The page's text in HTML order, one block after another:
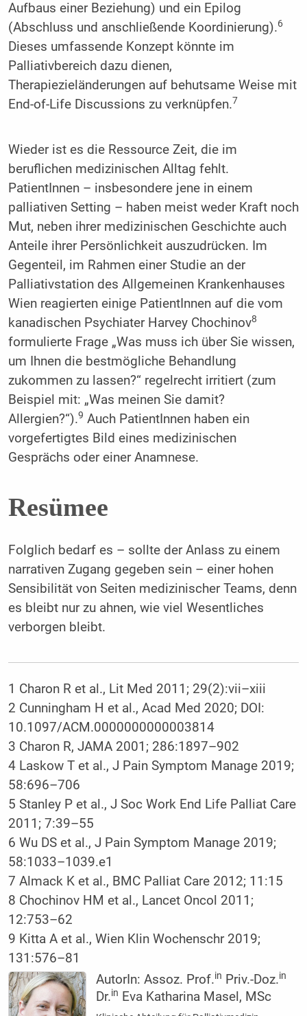
Aufbaus einer Beziehung) und ein Epilog
(Abschluss und anschließende Koordinierung).6
Dieses umfassende Konzept könnte im
Palliativbereich dazu dienen,
Therapiezieländerungen auf behutsame Weise mit
End-of-Life Discussions zu verknüpfen.7
Wieder ist es die Ressource Zeit, die im
beruflichen medizinischen Alltag fehlt.
PatientInnen – insbesondere jene in einem
palliativen Setting – haben meist weder Kraft noch
Mut, neben ihrer medizinischen Geschichte auch
Anteile ihrer Persönlichkeit auszudrücken. Im
Gegenteil, im Rahmen einer Studie an der
Palliativstation des Allgemeinen Krankenhauses
Wien reagierten einige PatientInnen auf die vom
kanadischen Psychiater Harvey Chochinov8
formulierte Frage „Was muss ich über Sie wissen,
um Ihnen die bestmögliche Behandlung
zukommen zu lassen?“ regelrecht irritiert (zum
Beispiel mit: „Was meinen Sie damit?
Allergien?“).9 Auch PatientInnen haben ein
vorgefertigtes Bild eines medizinischen
Gesprächs oder einer Anamnese.
Resümee
Folglich bedarf es – sollte der Anlass zu einem
narrativen Zugang gegeben sein – einer hohen
Sensibilität von Seiten medizinischer Teams, denn
es bleibt nur zu ahnen, wie viel Wesentliches
verborgen bleibt.
1 Charon R et al., Lit Med 2011; 29(2):vii–xiii
2 Cunningham H et al., Acad Med 2020; DOI:
10.1097/ACM.0000000000003814
3 Charon R, JAMA 2001; 286:1897–902
4 Laskow T et al., J Pain Symptom Manage 2019;
58:696–706
5 Stanley P et al., J Soc Work End Life Palliat Care
2011; 7:39–55
6 Wu DS et al., J Pain Symptom Manage 2019;
58:1033–1039.e1
7 Almack K et al., BMC Palliat Care 2012; 11:15
8 Chochinov HM et al., Lancet Oncol 2011;
12:753–62
9 Kitta A et al., Wien Klin Wochenschr 2019;
131:576–81
AutorIn:Assoz. Prof.in Priv.-Doz.in
Dr.in Eva Katharina Masel, MSc